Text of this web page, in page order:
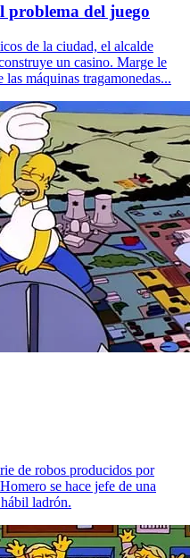
problema del juego
de la ciudad, el alcalde
un casino. Marge le
máquinas tragamonedas...
de robos producidos por
se hace jefe de una
ladrón.